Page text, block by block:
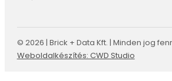
© 2026 | Brick + Data Kft. | Minden jog
Weboldalkészítés: CWD Studio